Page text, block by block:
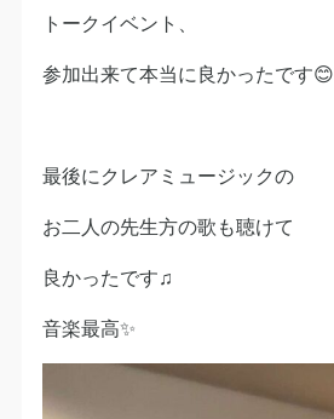
トークイベント、
参加出来て本当に良かったです😊
最後にクレアミュージックの
お二人の先生方の歌も聴けて
良かったです♫
音楽最高✨